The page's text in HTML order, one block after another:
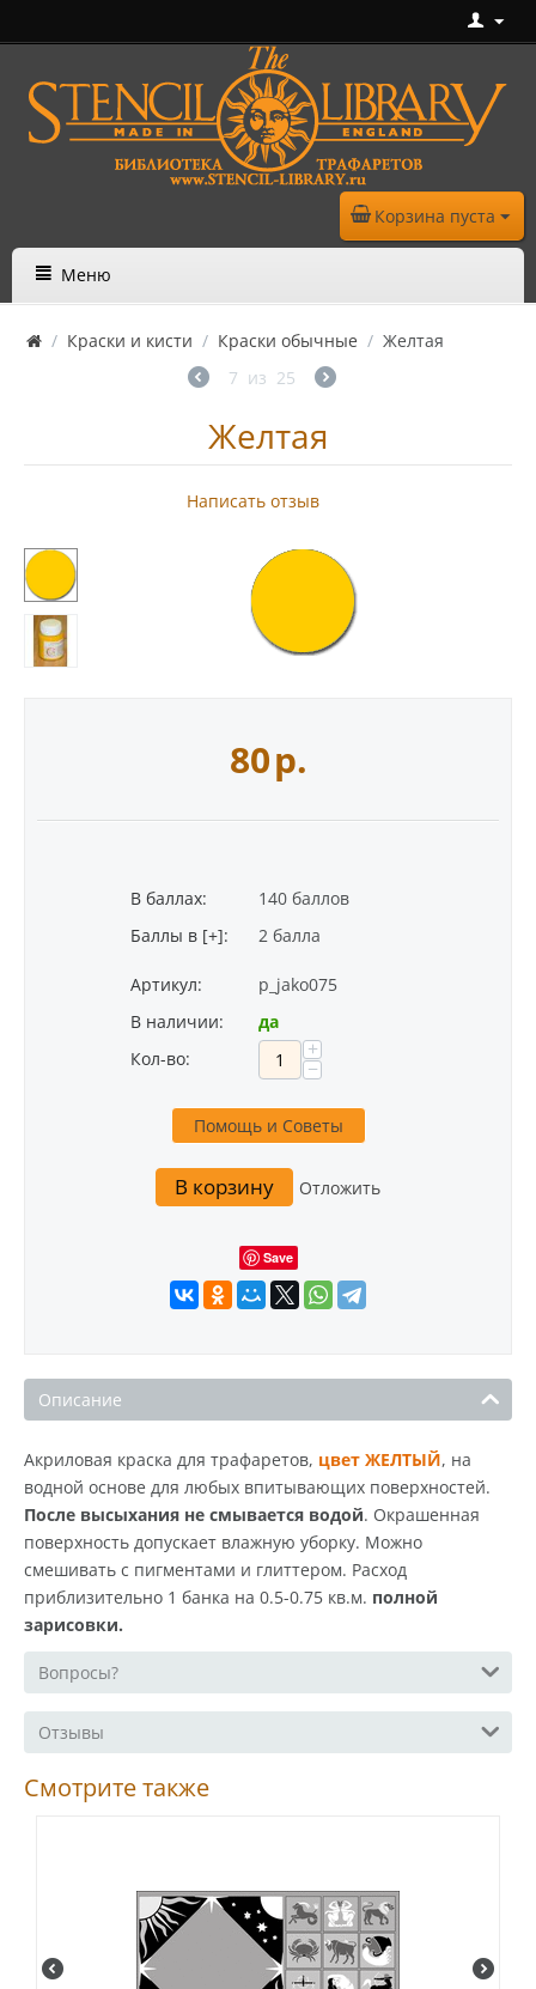
Корзина пуста
Меню
/ Краски и кисти / Краски обычные / Желтая
7 из 25
Желтая
Написать отзыв
80р.
В баллах:
140 баллов
Баллы в [+]:
2 балла
Артикул:
p_jako075
В наличии:
да
Кол-во:
+
−
Помощь и Советы
В корзину Отложить
Save
Описание
Акриловая краска для трафаретов, цвет ЖЕЛТЫЙ, на
водной основе для любых впитывающих поверхностей.
После высыхания не смывается водой. Окрашенная
поверхность допускает влажную уборку. Можно
смешивать с пигментами и глиттером. Расход
приблизительно 1 банка на 0.5-0.75 кв.м. полной
зарисовки.
Вопросы?
Отзывы
Смотрите также